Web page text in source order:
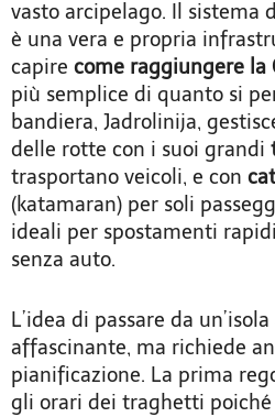
vasto arcipelago. Il sistema
è una vera e propria
capire come raggiungere la
più semplice di quanto si
bandiera, Jadrolinija,
delle rotte con i suoi grandi
trasportano veicoli, e con
(katamaran) per soli
ideali per spostamenti
senza auto.
L’idea di passare da
affascinante, ma richiede
pianificazione. La prima
gli orari dei traghetti